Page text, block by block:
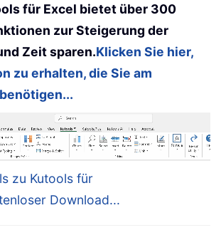
für Excel bietet über 300
zur Steigerung der
Zeit sparen.Klicken Sie hier,
zu erhalten, die Sie am
zu Kutools für
Download...